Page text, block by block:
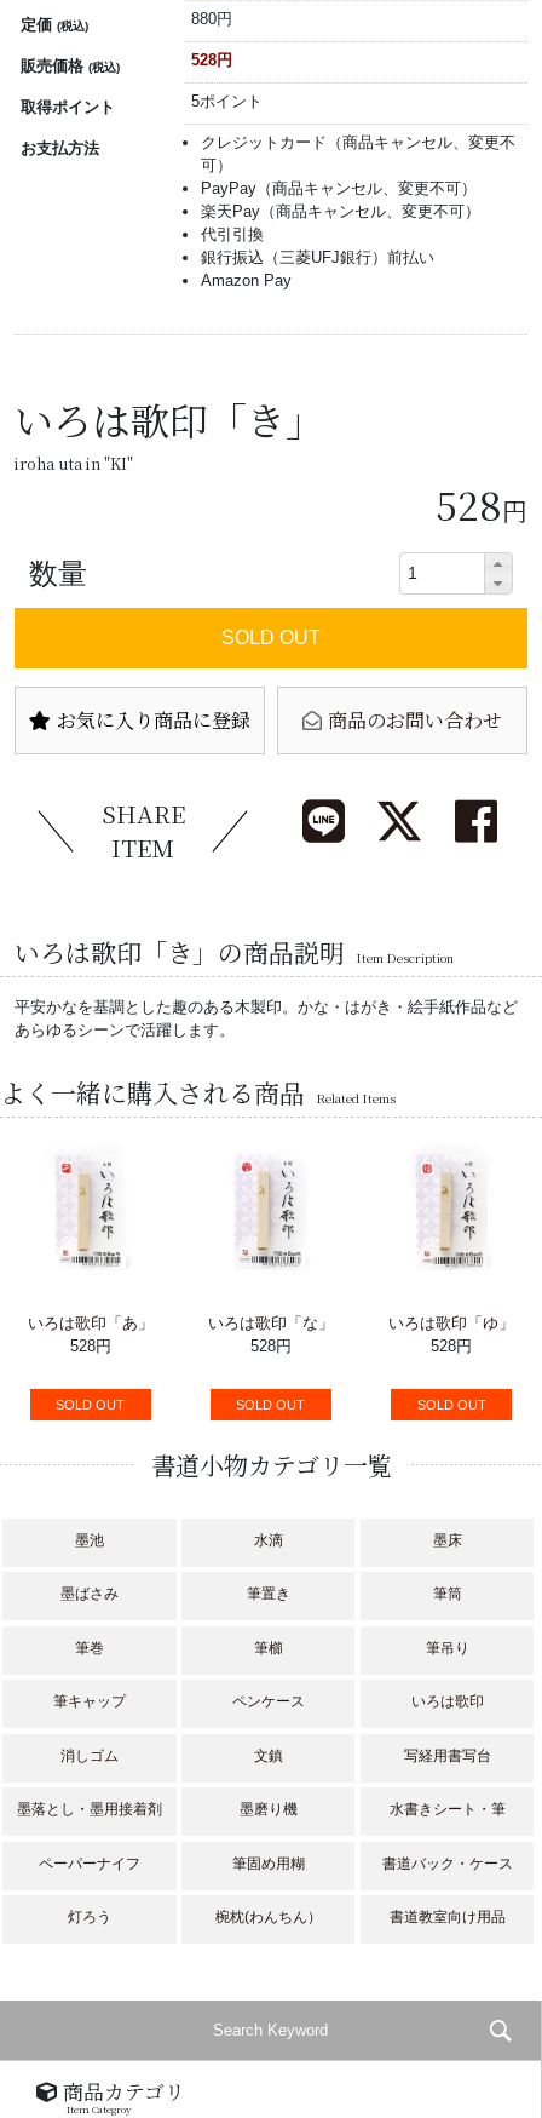
定価 (税込) 880円
販売価格 (税込) 528円
取得ポイント 5ポイント
お支払方法
クレジットカード（商品キャンセル、変更不
可）
PayPay（商品キャンセル、変更不可）
楽天Pay（商品キャンセル、変更不可）
代引引換
銀行振込（三菱UFJ銀行）前払い
Amazon Pay
いろは歌印「き」
iroha uta in "KI"
528円
数量
SOLD OUT
お気に入り商品に登録 商品のお問い合わせ
SHARE
ITEM
いろは歌印「き」の商品説明 Item Description
平安かなを基調とした趣のある木製印。かな・はがき・絵手紙作品など
あらゆるシーンで活躍します。
よく一緒に購入される商品 Related Items
いろは歌印「あ」
528円
SOLD OUT
いろは歌印「な」
528円
SOLD OUT
いろは歌印「ゆ」
528円
SOLD OUT
書道小物カテゴリ一覧
墨池 水滴 墨床
墨ばさみ 筆置き 筆筒
筆巻 筆櫛 筆吊り
筆キャップ ペンケース いろは歌印
消しゴム 文鎮 写経用書写台
墨落とし・墨用接着剤 墨磨り機 水書きシート・筆
ペーパーナイフ 筆固め用糊 書道バック・ケース
灯ろう 椀枕(わんちん） 書道教室向け用品
商品カテゴリ
Item Categroy